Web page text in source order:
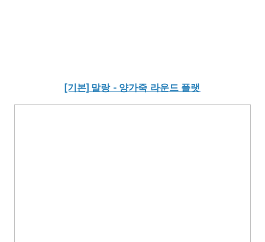
[기본] 말랑 - 양가죽 라운드 플랫